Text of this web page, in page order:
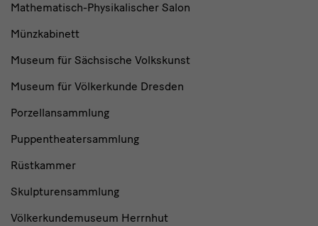
Mathematisch-Physikalischer Salon
Münzkabinett
Museum für Sächsische Volkskunst
Museum für Völkerkunde Dresden
Porzellansammlung
Puppentheatersammlung
Rüstkammer
Skulpturensammlung
Völkerkundemuseum Herrnhut